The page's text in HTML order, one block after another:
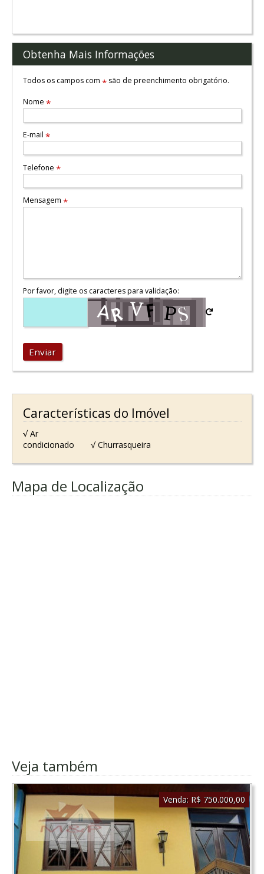
Obtenha Mais Informações
Todos os campos com *são de preenchimento obrigatório.
Nome *
E-mail *
Telefone *
Mensagem *
Por favor, digite os caracteres para validação:
Enviar
Características do Imóvel
√ Ar
condicionado
√ Churrasqueira
Mapa de Localização
Veja também
Venda: R$ 750.000,00